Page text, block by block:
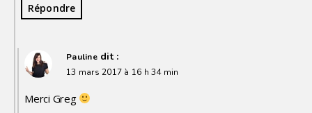
Répondre
Pauline dit :
13 mars 2017 à 16 h 34 min
Merci Greg